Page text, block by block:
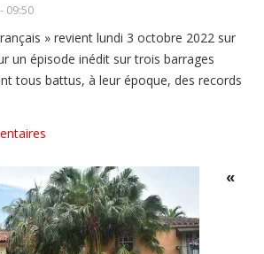
09:50
» revient lundi 3 octobre 2022 sur
un épisode inédit sur trois barrages
tous battus, à leur époque, des records
«